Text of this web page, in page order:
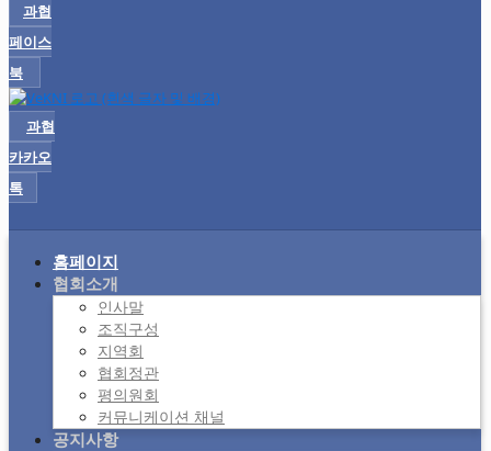
과협
페이스
북
과협
카카오
톡
홈페이지
협회소개
인사말
조직구성
지역회
협회정관
평의원회
커뮤니케이션 채널
공지사항